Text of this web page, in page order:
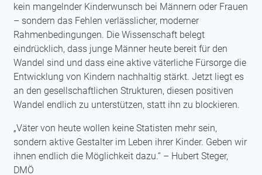
kein mangelnder Kinderwunsch bei Männern oder Frauen
– sondern das Fehlen verlässlicher, moderner
Rahmenbedingungen. Die Wissenschaft belegt
eindrücklich, dass junge Männer heute bereit für den
Wandel sind und dass eine aktive väterliche Fürsorge die
Entwicklung von Kindern nachhaltig stärkt. Jetzt liegt es
an den gesellschaftlichen Strukturen, diesen positiven
Wandel endlich zu unterstützen, statt ihn zu blockieren.
„Väter von heute wollen keine Statisten mehr sein,
sondern aktive Gestalter im Leben ihrer Kinder. Geben wir
ihnen endlich die Möglichkeit dazu.“ – Hubert Steger,
DMÖ